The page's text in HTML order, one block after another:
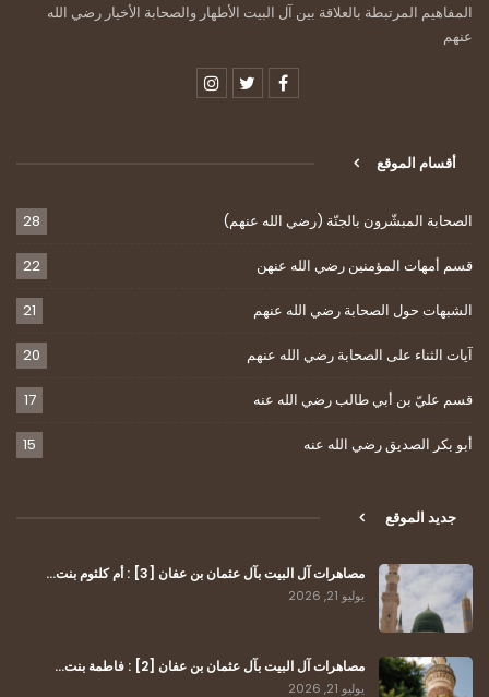
المفاهيم المرتبطة بالعلاقة بين آل البيت الأطهار والصحابة الأخيار رضي الله
عنهم
أقسام الموقع
الصحابة المبشّرون بالجنّة (رضي الله عنهم) 28
قسم أمهات المؤمنين رضي الله عنهن 22
الشبهات حول الصحابة رضي الله عنهم 21
آيات الثناء على الصحابة رضي الله عنهم 20
قسم عليّ بن أبي طالب رضي الله عنه 17
أبو بكر الصديق رضي الله عنه 15
جديد الموقع
مصاهرات آل البيت بآل عثمان بن عفان [3] : أم كلثوم بنت…
يوليو 21, 2026
مصاهرات آل البيت بآل عثمان بن عفان [2] : فاطمة بنت…
يوليو 21, 2026